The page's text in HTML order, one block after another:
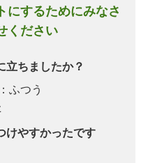
にするためにみなさ
ください
立ちましたか？
ふつう
けやすかったです